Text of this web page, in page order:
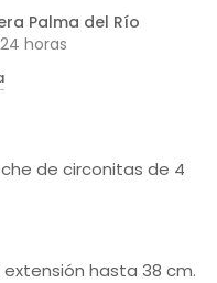
Palma del Río
horas
de circonitas de 4
hasta 38 cm.